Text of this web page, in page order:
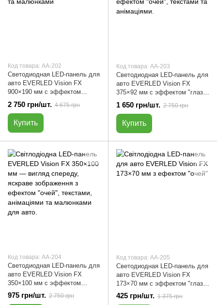
Код товара: АА-202
Светодиодная LED-панель для
авто EVERLED Vision FX
900×190 мм с эффектом
"глаз", текстами, анимациями
и рисунками | АА-202
2 750 грн/шт. 4 675 грн
Купить
Код товара: АА-203
Светодиодная LED-панель для
авто EVERLED Vision FX
375×92 мм с эффектом "глаз",
текстами, анимациями и
рисунками | АА-203
1 650 грн/шт. 2 750 грн
Купить
Код товара: АА-204
Светодиодная LED-панель для
авто EVERLED Vision FX
350×100 мм с эффектом
"глаз", текстами, анимациями
и рисунками | АА-204
975 грн/шт. 2 750 грн
Код товара: АА-205
Светодиодная LED-панель для
авто EVERLED Vision FX
173×70 мм с эффектом "глаз",
текстами, анимациями и
рисунками | АА-205
425 грн/шт. 1 375 грн